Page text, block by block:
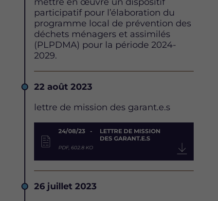
mettre en œuvre un dispositif
participatif pour l’élaboration du
programme local de prévention des
déchets ménagers et assimilés
(PLPDMA) pour la période 2024-
2029.
Date
22 août 2023
Description
lettre de mission des garant.e.s
Document
24/08/23
LETTRE DE MISSION
DES GARANT.E.S
PDF, 602.8 KO
Date
26 juillet 2023